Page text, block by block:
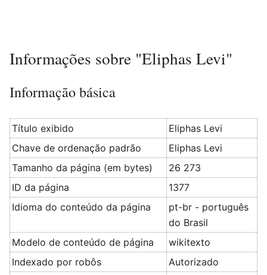
Informações sobre "Eliphas Levi"
Informação básica
Título exibido
Eliphas Levi
Chave de ordenação padrão
Eliphas Levi
Tamanho da página (em bytes)
26 273
ID da página
1377
Idioma do conteúdo da página
pt-br - português
do Brasil
Modelo de conteúdo de página
wikitexto
Indexado por robôs
Autorizado